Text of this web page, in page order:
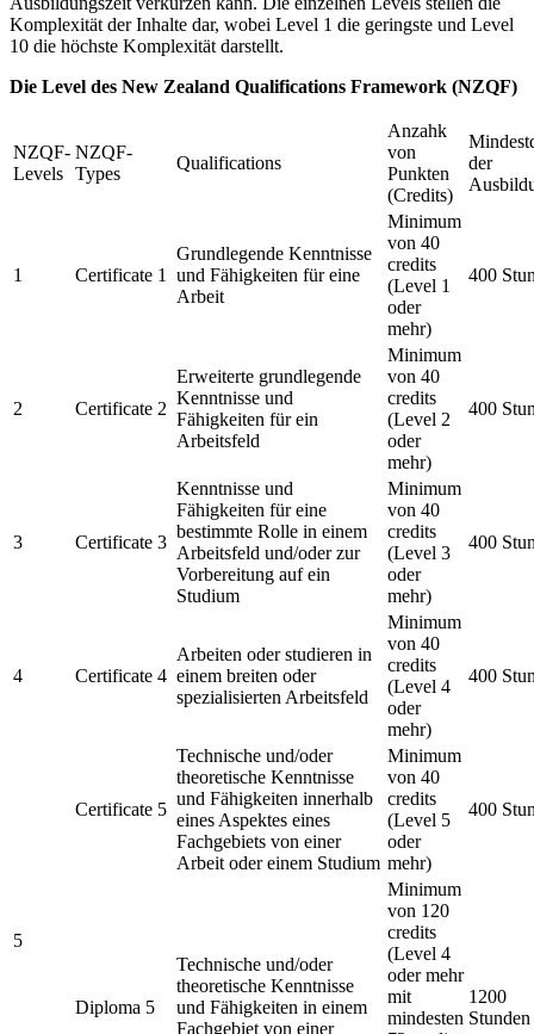
Komplexität der Inhalte dar, wobei Level 1 die geringste und Level
10 die höchste Komplexität darstellt.
Die Level des New Zealand Qualifications Framework (NZQF)
NZQF-
Levels
NZQF-
Types
Qualifications
Anzahk
von
Punkten
(Credits)
der
1 Certificate 1
Grundlegende Kenntnisse
und Fähigkeiten für eine
Arbeit
Minimum
von 40
credits
(Level 1
oder
mehr)
400
2 Certificate 2
Erweiterte grundlegende
Kenntnisse und
Fähigkeiten für ein
Arbeitsfeld
Minimum
von 40
credits
(Level 2
oder
mehr)
400
3 Certificate 3
Kenntnisse und
Fähigkeiten für eine
bestimmte Rolle in einem
Arbeitsfeld und/oder zur
Vorbereitung auf ein
Studium
Minimum
von 40
credits
(Level 3
oder
mehr)
400
4 Certificate 4
Arbeiten oder studieren in
einem breiten oder
spezialisierten Arbeitsfeld
Minimum
von 40
credits
(Level 4
oder
mehr)
400
5
Certificate 5
Technische und/oder
theoretische Kenntnisse
und Fähigkeiten innerhalb
eines Aspektes eines
Fachgebiets von einer
Arbeit oder einem Studium
Minimum
von 40
credits
(Level 5
oder
mehr)
400
Diploma 5
Technische und/oder
theoretische Kenntnisse
und Fähigkeiten in einem
Fachgebiet von einer
Minimum
von 120
credits
(Level 4
oder mehr
mit
mindesten
1200
Stunden